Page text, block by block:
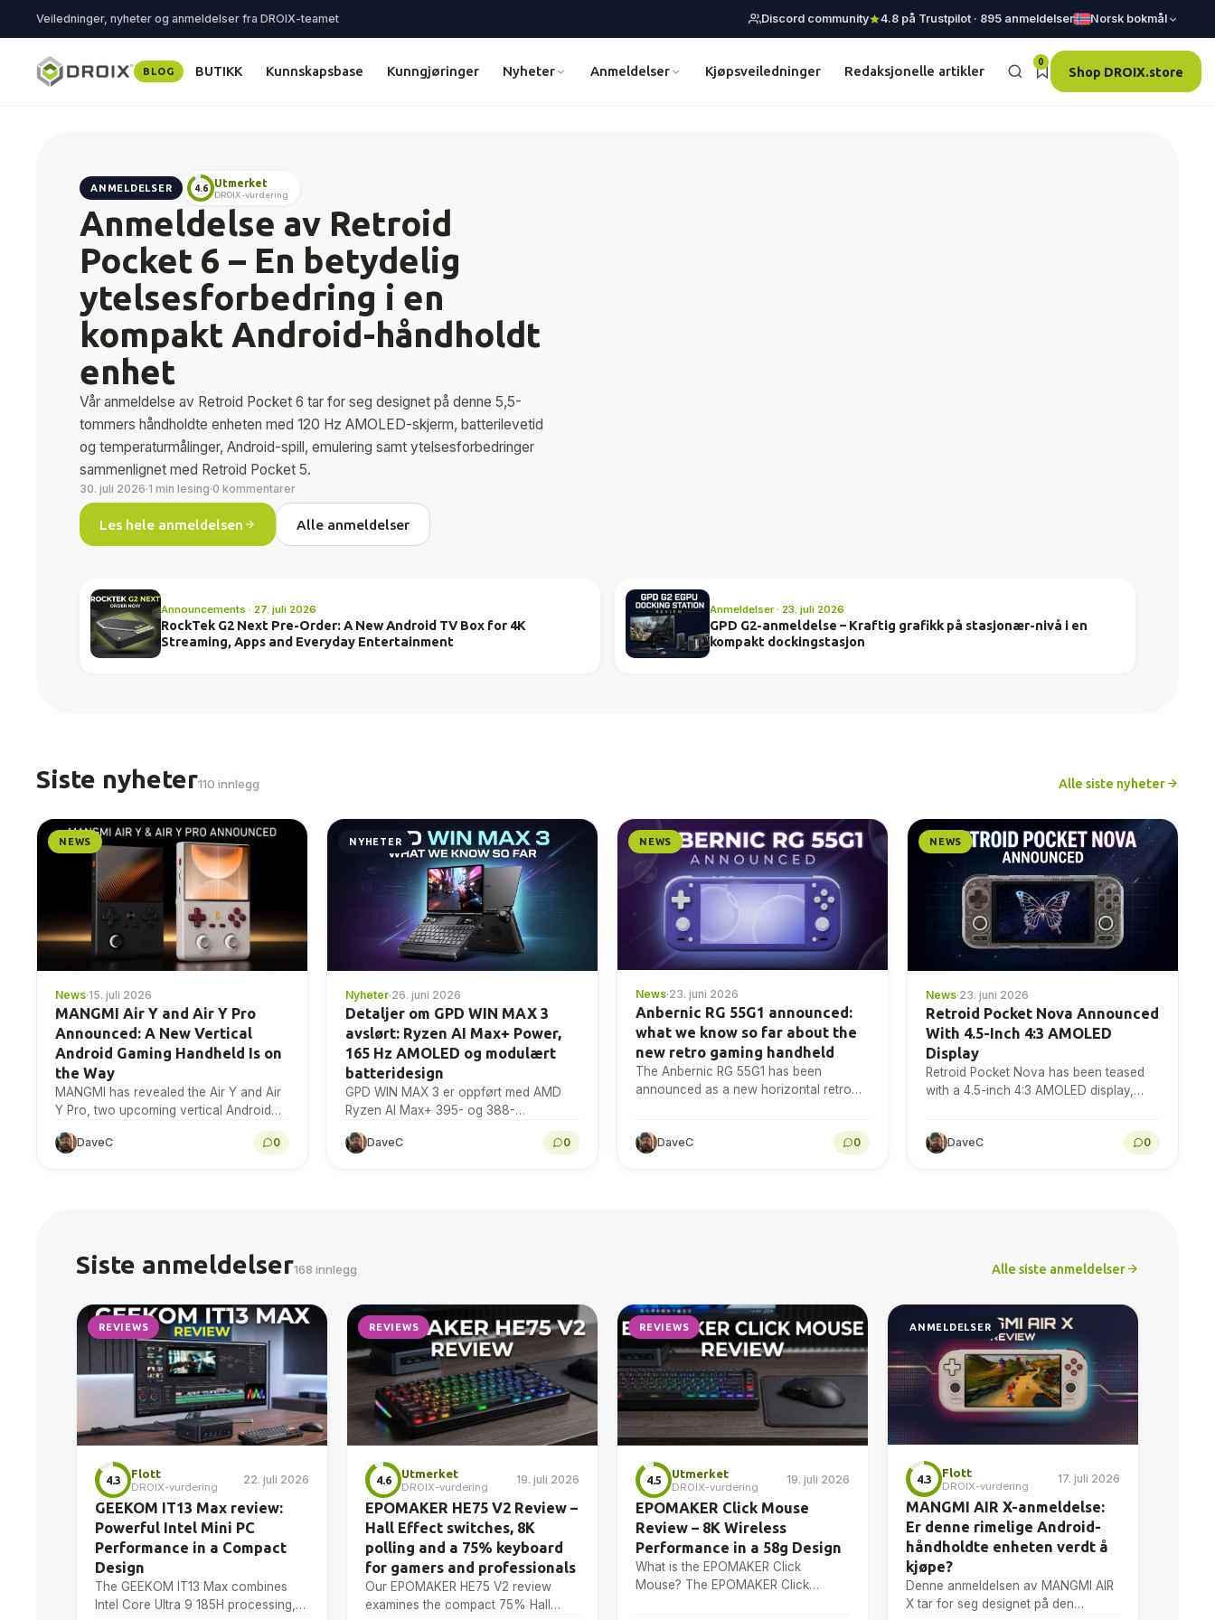
Veiledninger, nyheter og anmeldelser fra DROIX-teamet Discord community 4.8 på Trustpilot · 895 anmeldelser Norsk bokmål
BLOG BUTIKK Kunnskapsbase Kunngjøringer Nyheter Anmeldelser Kjøpsveiledninger Redaksjonelle artikler
0
Shop DROIX.store
ANMELDELSER 4.6 Utmerket
DROIX-vurdering
Anmeldelse av Retroid
Pocket 6 – En betydelig
ytelsesforbedring i en
kompakt Android-håndholdt
enhet
Vår anmeldelse av Retroid Pocket 6 tar for seg designet på denne 5,5-
tommers håndholdte enheten med 120 Hz AMOLED-skjerm, batterilevetid
og temperaturmålinger, Android-spill, emulering samt ytelsesforbedringer
sammenlignet med Retroid Pocket 5.
30. juli 2026·1 min lesing·0 kommentarer
Les hele anmeldelsen Alle anmeldelser
Announcements · 27. juli 2026
RockTek G2 Next Pre-Order: A New Android TV Box for 4K
Streaming, Apps and Everyday Entertainment
Anmeldelser · 23. juli 2026
GPD G2-anmeldelse – Kraftig grafikk på stasjonær-nivå i en
kompakt dockingstasjon
Siste nyheter110 innlegg Alle siste nyheter
NEWS
News·15. juli 2026
MANGMI Air Y and Air Y Pro
Announced: A New Vertical
Android Gaming Handheld Is on
the Way
MANGMI has revealed the Air Y and Air
Y Pro, two upcoming vertical Android
gaming handhelds with a 4.2-inch 4:3
IPS touchscreen. Here is...
DaveC 0
NYHETER
Nyheter·26. juni 2026
Detaljer om GPD WIN MAX 3
avslørt: Ryzen AI Max+ Power,
165 Hz AMOLED og modulært
batteridesign
GPD WIN MAX 3 er oppført med AMD
Ryzen AI Max+ 395- og 388-
alternativer, Radeon 8060S-grafikk, en
9,06-tommers 165 Hz AMOLED-skjerm,
DaveC 0
NEWS
News·23. juni 2026
Anbernic RG 55G1 announced:
what we know so far about the
new retro gaming handheld
The Anbernic RG 55G1 has been
announced as a new horizontal retro
DaveC 0
NEWS
News·23. juni 2026
Retroid Pocket Nova Announced
With 4.5-Inch 4:3 AMOLED
Display
Retroid Pocket Nova has been teased
with a 4.5-inch 4:3 AMOLED display,
fans to...
DaveC 0
Siste anmeldelser168 innlegg Alle siste anmeldelser
REVIEWS
4.3
Flott
DROIX-vurdering
22. juli 2026
GEEKOM IT13 Max review:
Powerful Intel Mini PC
Performance in a Compact
Design
The GEEKOM IT13 Max combines
Intel Core Ultra 9 185H processing,
REVIEWS
4.6
Utmerket
DROIX-vurdering
19. juli 2026
EPOMAKER HE75 V2 Review –
Hall Effect switches, 8K
polling and a 75% keyboard
for gamers and professionals
Our EPOMAKER HE75 V2 review
examines the compact 75% Hall
REVIEWS
4.5
Utmerket
DROIX-vurdering
19. juli 2026
EPOMAKER Click Mouse
Review – 8K Wireless
Performance in a 58g Design
What is the EPOMAKER Click
Mouse? The EPOMAKER Click
ANMELDELSER
4.3
Flott
DROIX-vurdering
17. juli 2026
MANGMI AIR X-anmeldelse:
Er denne rimelige Android-
håndholdte enheten verdt å
kjøpe?
Denne anmeldelsen av MANGMI AIR
X tar for seg designet på den